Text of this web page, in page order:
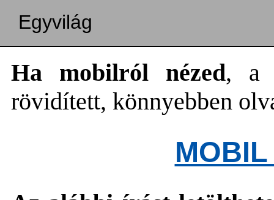
Egyvilág
Ha mobilról nézed, a
rövidített, könnyebben